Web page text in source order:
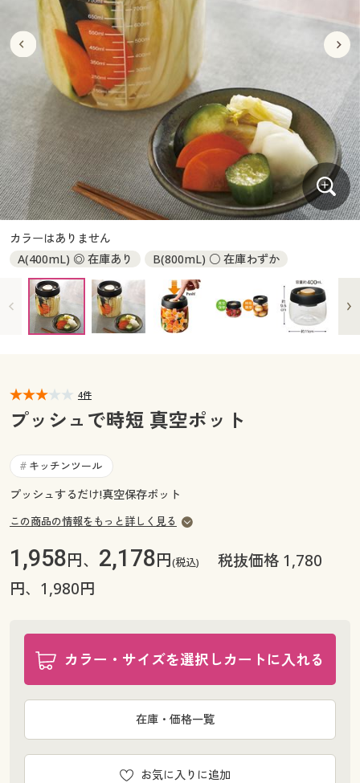
寝具・ベッド
カーテン・ラグ・ファブリック
美容・健康・サプリメント
制服・スクールすべて
制服・学生服
ジュニア・ティーンズ下着
大きいサイズ
大きいサイズ通販すべて
大きいサイズ レディース服
大きいサイズ レディース下着
大きいサイズ メンズ
大きいサイズ 事務・制服
バーゲン
バーゲンセール
シークレットセール
商品カテゴリ一覧
カタログ
カタログ・チラシからのご注文
デジタルカタログ
カタログ無料プレゼント
マイページ
お気に入り
サポート
ご利用ガイド
カーテン・ラグ・ファブリック
制服・学生服
ジュニア・ティーンズ下着
大きいサイズ通販すべて
大きいサイズ レディース服
大きいサイズ レディース下着
大きいサイズ メンズ
大きいサイズ 事務・制服
バーゲン
バーゲンセール
シークレットセール
詳細検索
商品カテゴリ一覧
カタログ
カタログ・チラシからのご注文
カタログ無料プレゼント
会員メニュー
閲覧履歴
サポート
ご利用ガイド
よくある質問とお問い合わせ
カラーはありません
A(400mL) ◎ 在庫あり
B(800mL) ○ 在庫わずか
4件
プッシュで時短 真空ポット
# キッチンツール
プッシュするだけ!真空保存ポット
この商品の情報をもっと詳しく見る
1,958円、 2,178円(税込)
税抜価格 1,780
円、1,980円
カラー・サイズを選択しカートに入れる
お気に入りに追加
在庫・価格一覧